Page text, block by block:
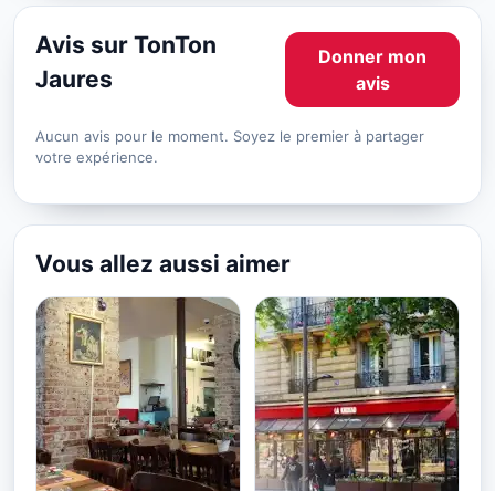
Avis sur TonTon
Jaures
Donner mon
avis
Aucun avis pour le moment. Soyez le premier à partager
votre expérience.
Vous allez aussi aimer